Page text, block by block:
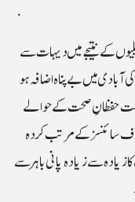
کے نتیجے میں دیہات سے
میں بے پناہ اضافہ ہو
قلت حفظانِ صحت کے حوالے
آف سائنسز کے مرتب کردہ
سے زیادہ پانی باہر سے